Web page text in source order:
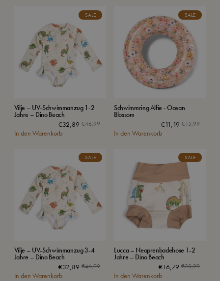
SALE
Vilje – UV-Schwimmanzug 1-2
Jahre – Dino Beach
€46,99
€32,89
In den Warenkorb
SALE
Schwimmring Alfie - Ocean
Blossom
€15,99
€11,19
In den Warenkorb
SALE
Vilje – UV-Schwimmanzug 3-4
Jahre – Dino Beach
€46,99
€32,89
In den Warenkorb
SALE
Lucca – Neoprenbadehose 1-2
Jahre – Dino Beach
€23,99
€16,79
In den Warenkorb